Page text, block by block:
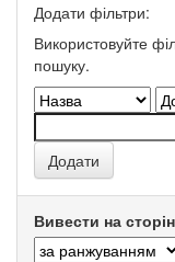
Додати фільтри:
Використовуйте
пошуку.
Вивести на